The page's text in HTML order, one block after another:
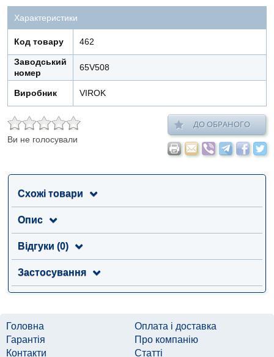
Характеристики
Код товару 462
Заводський
номер
65V508
Виробник VIROK
Ви не голосували
ДО ОБРАНОГО
Схожі товари
Опис
Відгуки (0)
Застосування
Головна
Оплата і доставка
Гарантія
Про компанію
Контакти
Статті